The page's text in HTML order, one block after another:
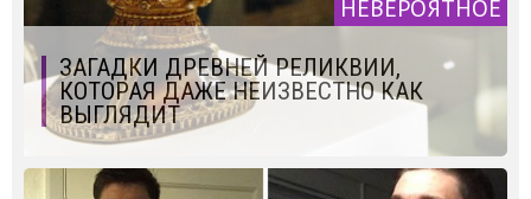
НЕВЕРОЯТНОЕ
ЗАГАДКИ ДРЕВНЕЙ РЕЛИКВИИ,
КОТОРАЯ ДАЖЕ НЕИЗВЕСТНО КАК
ВЫГЛЯДИТ